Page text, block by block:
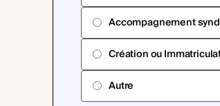
Accompagnement
Création ou
Autre